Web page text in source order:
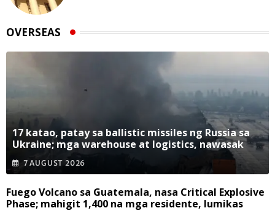
OVERSEAS
17 katao, patay sa ballistic missiles ng Russia sa
Ukraine; mga warehouse at logistics, nawasak
7 AUGUST 2026
Fuego Volcano sa Guatemala, nasa Critical Explosive
Phase; mahigit 1,400 na mga residente, lumikas